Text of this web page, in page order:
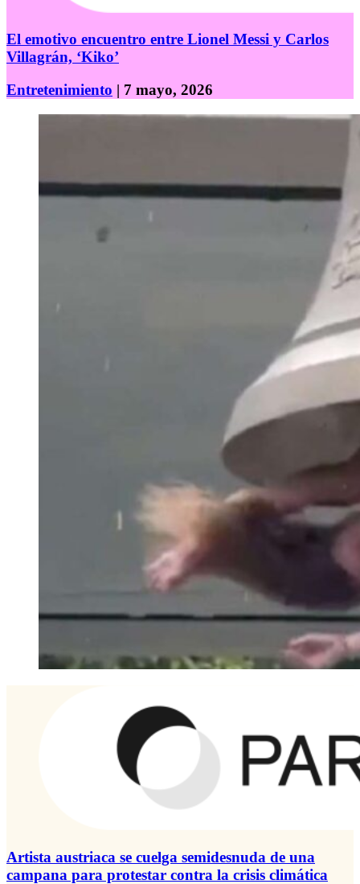
El emotivo encuentro entre Lionel Messi y Carlos
Villagrán, ‘Kiko’
Entretenimiento | 7 mayo, 2026
Artista austriaca se cuelga semidesnuda de una
campana para protestar contra la crisis climática